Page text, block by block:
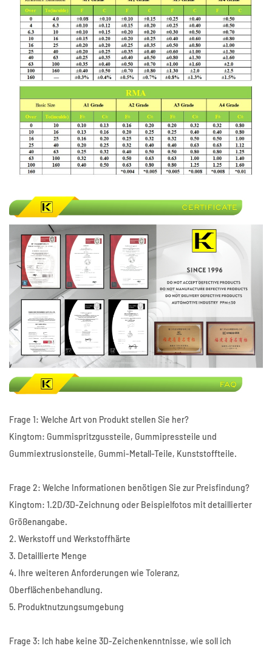
Frage 1: Welche Art von Produkt stellen Sie her?
Kingtom: Gummispritzgussteile, Gummipressteile und
Gummiextrusionsteile, Gummi-Metall-Teile, Kunststoffteile.
Frage 2: Welche Informationen benötigen Sie zur Preisfindung?
Kingtom: 1.2D/3D-Zeichnung oder Beispielfotos mit detaillierter
Größenangabe.
2. Werkstoff und Werkstoffhärte
3. Detaillierte Menge
4. Ihre weiteren Anforderungen wie Toleranz,
Oberflächenbehandlung.
5. Produktnutzungsumgebung
Frage 3: Ich habe keine 3D-Zeichenkenntnisse, wie soll ich